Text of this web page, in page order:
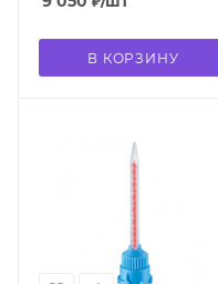
В КОРЗИНУ